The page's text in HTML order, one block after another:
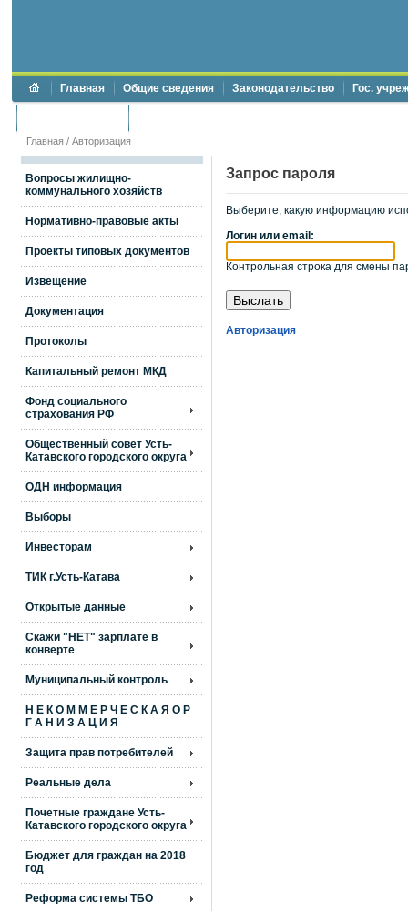
Главная Общие сведения Законодательство Гос.
Главная / Авторизация
Вопросы жилищно-
коммунального хозяйств
Нормативно-правовые акты
Проекты типовых документов
Извещение
Документация
Протоколы
Капитальный ремонт МКД
Фонд социального
страхования РФ
Общественный совет Усть-
Катавского городского округа
ОДН информация
Выборы
Инвесторам
ТИК г.Усть-Катава
Открытые данные
Скажи "НЕТ" зарплате в
конверте
Муниципальный контроль
Н Е К О М М Е Р Ч Е С К А Я О Р
Г А Н И З А Ц И Я
Защита прав потребителей
Реальные дела
Почетные граждане Усть-
Катавского городского округа
Бюджет для граждан на 2018
год
Реформа системы ТБО
Запрос пароля
Выберите, какую информацию
Логин или email:
Контрольная строка для смены
Авторизация